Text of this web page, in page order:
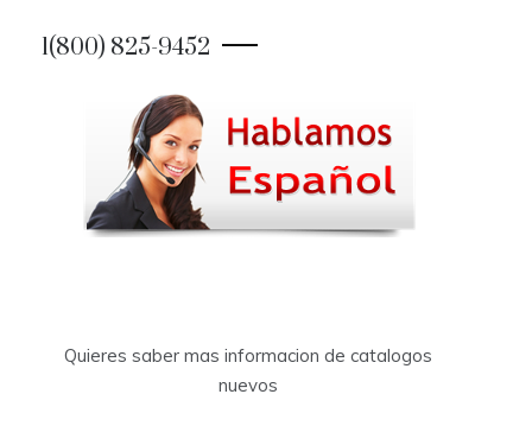
1(800) 825-9452
Quieres saber mas informacion de catalogos
nuevos